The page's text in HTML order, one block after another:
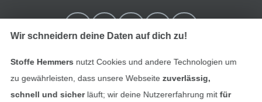
Wir schneidern deine Daten auf dich zu!
Stoffe Hemmers nutzt Cookies und andere Technologien um
zu gewährleisten, dass unsere Webseite zuverlässig,
schnell und sicherläuft; wir deine Nutzererfahrung mitfür